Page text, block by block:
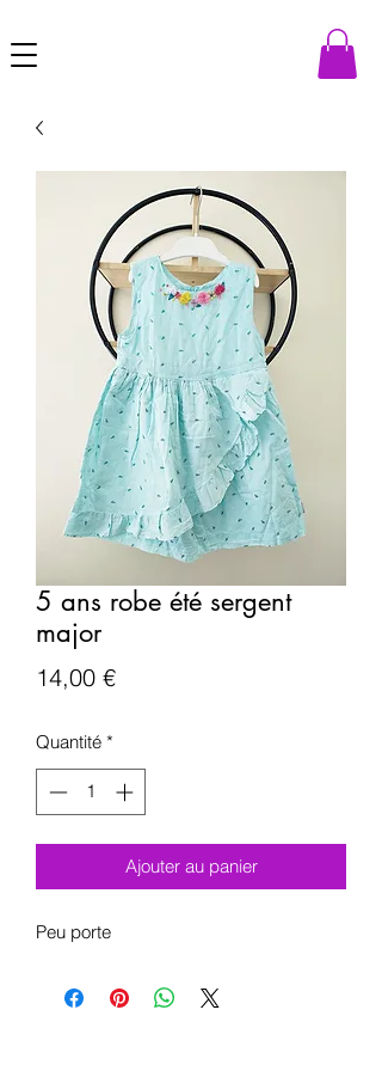
5 ans robe été sergent
major
14,00 €Prix
Quantité *
Ajouter au panier
Peu porte